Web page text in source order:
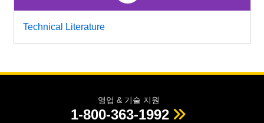
Technical Literature
영업 & 기술 지원
1-800-363-1992